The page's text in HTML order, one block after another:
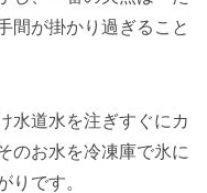
間が掛かり過ぎること
水道水を注ぎすぐにカ
のお水を冷凍庫で氷に
りです。